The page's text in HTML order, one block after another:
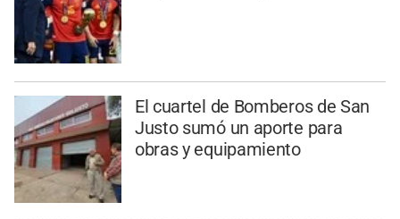
El cuartel de Bomberos de San
Justo sumó un aporte para
obras y equipamiento